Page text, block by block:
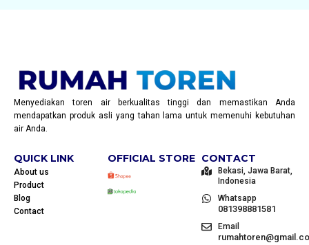
Menyediakan toren air berkualitas tinggi dan memastikan Anda
mendapatkan produk asli yang tahan lama untuk memenuhi kebutuhan
air Anda.
QUICK LINK
About us
Product
Blog
Contact
OFFICIAL STORE CONTACT
Bekasi, Jawa Barat,
Indonesia
Whatsapp
081398881581
Email